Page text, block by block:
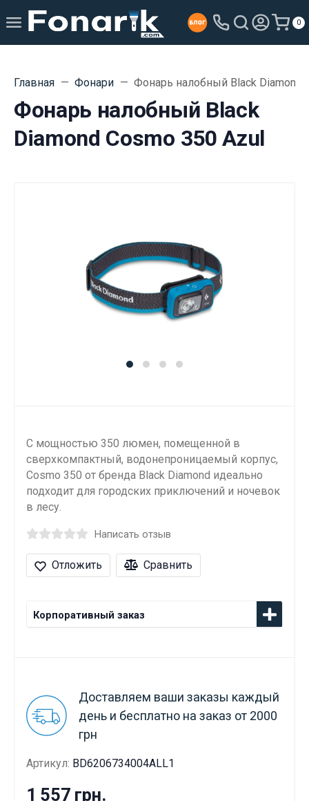
0
Главная Фонари Фонарь налобный Black Diamond
Фонарь налобный Black
Diamond Cosmo 350 Azul
С мощностью 350 люмен, помещенной в
сверхкомпактный, водонепроницаемый корпус,
Cosmo 350 от бренда Black Diamond идеально
подходит для городских приключений и ночевок
в лесу.
Написать отзыв
Отложить Сравнить
Корпоративный заказ
Доставляем ваши заказы каждый
день и бесплатно на заказ от 2000
грн
Артикул: BD6206734004ALL1
1 557 грн.